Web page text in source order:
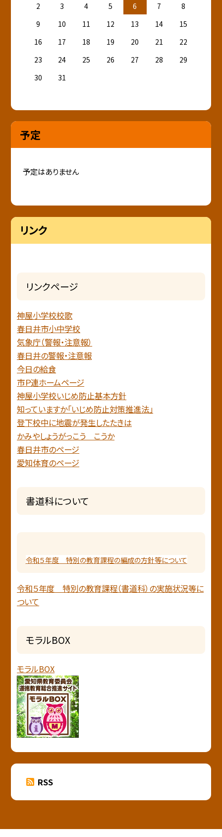
2
3 4 5 6 7
8
9
10 11 12 13 14
15
16
17 18 19 20 21
22
23
24 25 26 27 28
29
30
31
予定
予定はありません
リンク
リンクページ
神屋小学校校歌
春日井市小中学校
気象庁（警報・注意報）
春日井の警報・注意報
今日の給食
市Ｐ連ホームページ
神屋小学校いじめ防止基本方針
知っていますか「いじめ防止対策推進法」
登下校中に地震が発生したたきは
かみやしょうがっこう こうか
春日井市のページ
愛知体育のページ
書道科について
令和５年度 特別の教育課程の編成の方針等について
令和５年度 特別の教育課程（書道科）の実施状況等に
ついて
モラルBOX
モラルBOX
RSS